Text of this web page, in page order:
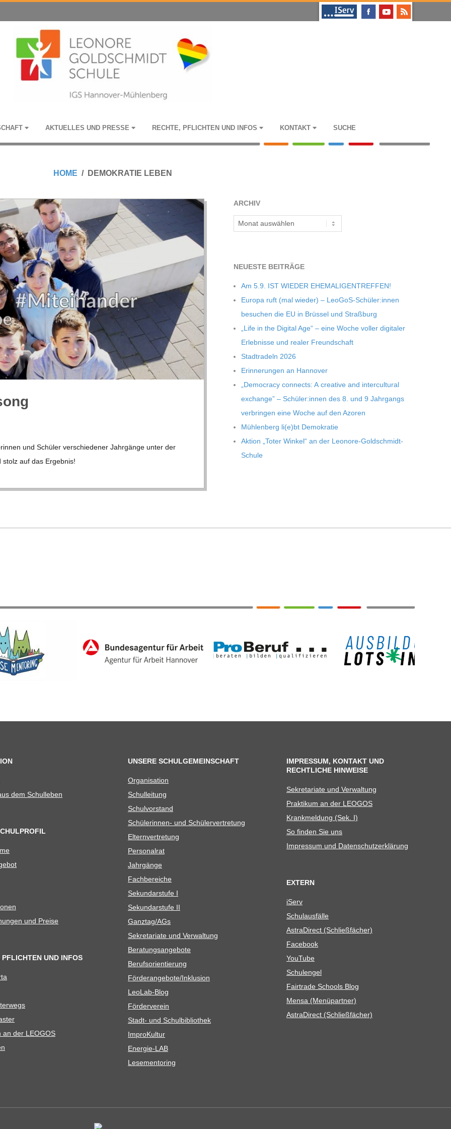
AKTU­EL­LES UND PRESSE RECHTE, PFLICH­TEN UND INFOS KON­TAKT SUCHE
HOME DEMOKRATIE LEBEN
und Schü­ler ver­schie­de­ner Jahr­gänge unter der
stolz auf das Ergeb­nis!
ARCHIV
Archiv
NEU­ESTE BEITRÄGE
Am 5.9. IST WIEDER EHEMALIGENTREFFEN!
Europa ruft (mal wie­der) – LeoGoS-Schüler:innen
besu­chen die EU in Brüs­sel und Straßburg
„Life in the Digi­tal Age“ – eine Woche vol­ler digi­ta­ler
Erleb­nisse und rea­ler Freundschaft
Stadt­ra­deln 2026
Erin­ne­run­gen an Hannover
„Demo­cracy con­nects: A crea­tive and inter­cul­tu­ral
exch­ange” – Schüler:innen des 8. und 9 Jahr­gangs
ver­brin­gen eine Woche auf den Azoren
Müh­len­berg li(e)bt Demokratie
Aktion „Toter Win­kel“ an der Leonore-Goldschmidt-
Schule
dem Schulleben
und Preise
PFLICHTEN UND INFOS
an der LEOGOS
UNSERE SCHULGEMEINSCHAFT
Orga­ni­sa­tion
Schul­lei­tung
Schul­vor­stand
Schü­le­rin­nen- und Schülervertretung
Eltern­ver­tre­tung
Per­so­nal­rat
Jahr­gänge
Fach­be­rei­che
Sekun­dar­stufe I
Sekun­dar­stufe II
Ganztag/​​AGs
Sekre­ta­riate und Verwaltung
Bera­tungs­an­ge­bote
Berufs­ori­en­tie­rung
Förderangebote/​​Inklusion
Leo­Lab-Blog
För­der­ver­ein
Stadt- und Schulbibliothek
Impro­Kul­tur
Ener­­gie-LAB
Lese­men­to­ring
IMPRESSUM, KONTAKT UND
RECHTLICHE HINWEISE
Sekre­ta­riate und Verwaltung
Prak­ti­kum an der LEOGOS
Krank­mel­dung (Sek. I)
So fin­den Sie uns
Impres­sum und Datenschutzerklärung
EXTERN
iServ
Schul­aus­fälle
Astra­Di­rect (Schließ­fä­cher)
Face­book
You­Tube
Schul­en­gel
Fair­trade Schools Blog
Mensa (Menü­part­ner)
Astra­Di­rect (Schließ­fä­cher)